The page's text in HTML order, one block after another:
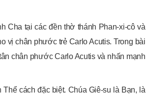
Cha tại các đền thờ thánh Phan-xi-cô và
vị chân phước trẻ Carlo Acutis. Trong bài
chân phước Carlo Acutis và nhấn mạnh
cách đặc biệt. Chúa Giê-su là Bạn, là